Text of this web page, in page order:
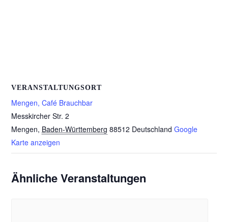
VERANSTALTUNGSORT
Mengen, Café Brauchbar
Messkircher Str. 2
Mengen, Baden-Württemberg 88512 Deutschland Google
Karte anzeigen
Ähnliche Veranstaltungen